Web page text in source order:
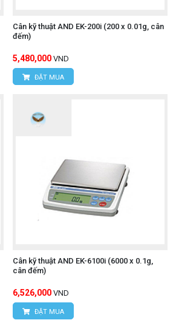
Cân kỹ thuật AND EK-200i (200 x 0.01g, cân
đếm)
5,480,000 VND
ĐẶT MUA
Cân kỹ thuật AND EK-6100i (6000 x 0.1g,
cân đếm)
6,526,000 VND
ĐẶT MUA